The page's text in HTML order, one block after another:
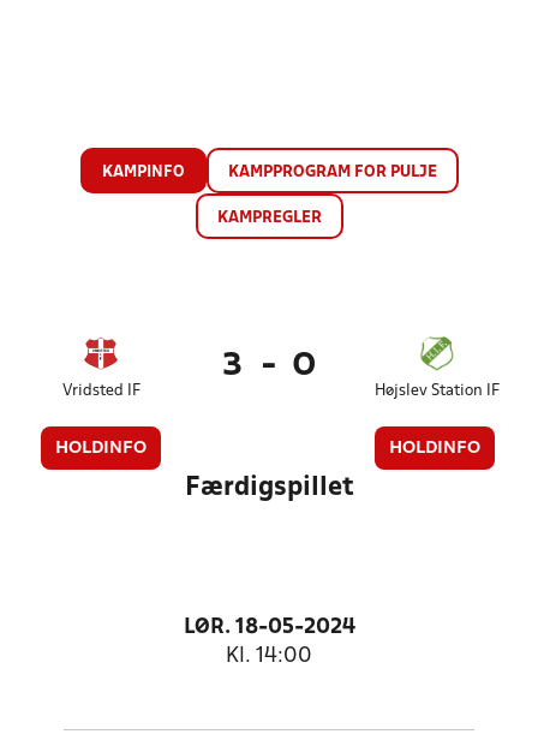
KAMPINFO KAMPPROGRAM FOR PULJE
KAMPREGLER
Vridsted IF
HOLDINFO
3 - 0
Højslev Station IF
HOLDINFO
Færdigspillet
LØR. 18-05-2024
Kl. 14:00